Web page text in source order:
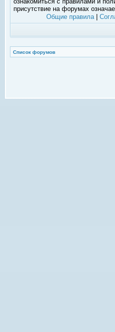
присутствие на форумах
Общие правила|
Список форумов